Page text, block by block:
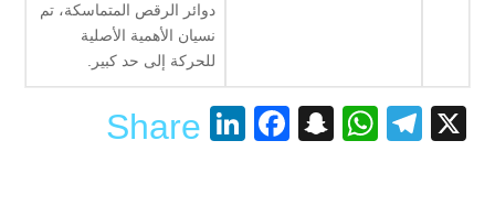
دوائر الرقص المتماسكة، تم
نسيان الأهمية الأصلية
للحركة إلى حد كبير.
X
Telegram
WhatsApp
Snapchat
Facebook
LinkedIn
Share